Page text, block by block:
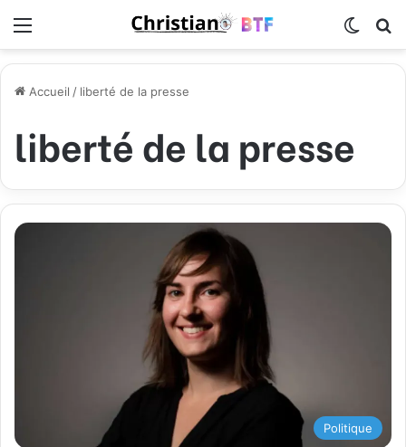
Accueil / liberté de la presse
liberté de la presse
Politique